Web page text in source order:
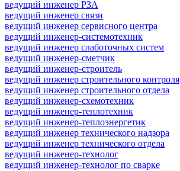
ведущий инженер РЗА
ведущий инженер связи
ведущий инженер сервисного центра
ведущий инженер-системотехник
ведущий инженер слаботочных систем
ведущий инженер-сметчик
ведущий инженер-строитель
ведущий инженер строительного контроля
ведущий инженер строительного отдела
ведущий инженер-схемотехник
ведущий инженер-теплотехник
ведущий инженер-теплоэнергетик
ведущий инженер технического надзора
ведущий инженер технического отдела
ведущий инженер-технолог
ведущий инженер-технолог по сварке